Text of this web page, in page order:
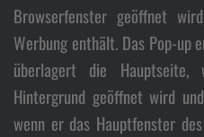
Browserfenster geöffnet
Werbung enthält. Das Pop-up
überlagert die Hauptseite,
Hintergrund geöffnet wird
wenn er das Hauptfenster